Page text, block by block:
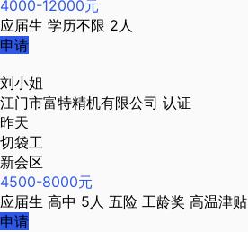
4000-12000元
应届生 学历不限 2人
申请
刘小姐
江门市富特精机有限公司 认证
昨天
切袋工
新会区
4500-8000元
应届生 高中 5人 五险 工龄奖 高温津贴
申请